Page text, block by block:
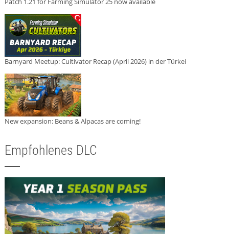
Barnyard Meetup: Cultivator Recap (April 2026) in der Türkei
New expansion: Beans & Alpacas are coming!
Empfohlenes DLC